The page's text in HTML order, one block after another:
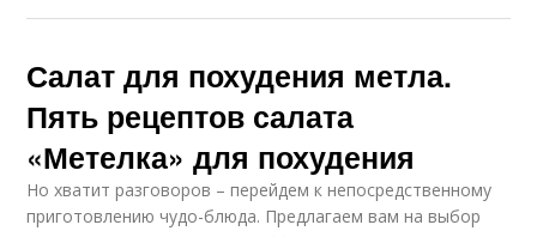
Салат для похудения метла.
Пять рецептов салата
«Метелка» для похудения
Но хватит разговоров – перейдем к непосредственному
приготовлению чудо-блюда. Предлагаем вам на выбор